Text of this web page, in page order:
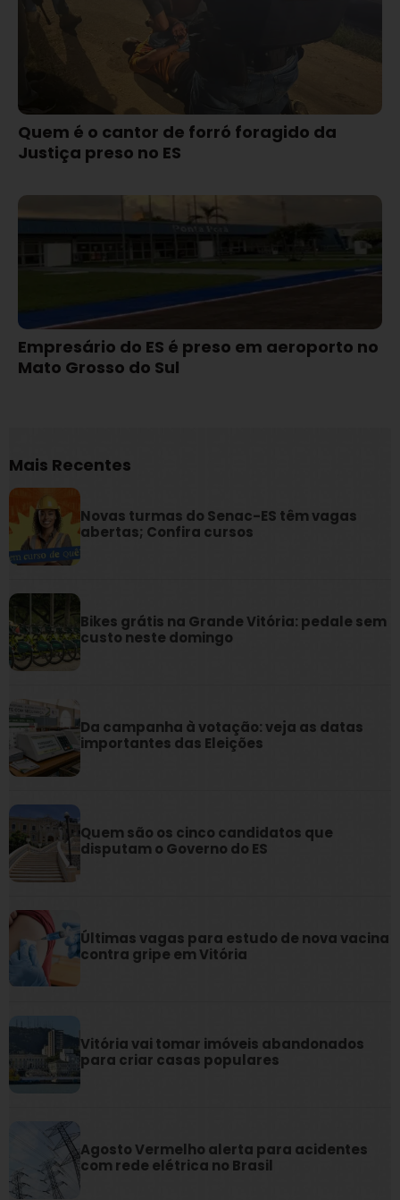
Quem é o cantor de forró foragido da
Justiça preso no ES
Empresário do ES é preso em aeroporto no
Mato Grosso do Sul
Mais Recentes
Novas turmas do Senac-ES têm vagas
abertas; Confira cursos
Bikes grátis na Grande Vitória: pedale sem
custo neste domingo
Da campanha à votação: veja as datas
importantes das Eleições
Quem são os cinco candidatos que
disputam o Governo do ES
Últimas vagas para estudo de nova vacina
contra gripe em Vitória
Vitória vai tomar imóveis abandonados
para criar casas populares
Agosto Vermelho alerta para acidentes
com rede elétrica no Brasil